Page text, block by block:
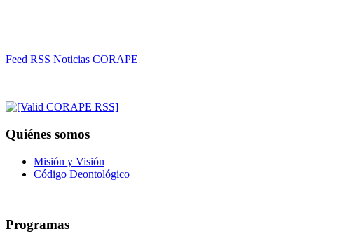
Feed RSS Noticias CORAPE
Quiénes somos
Misión y Visión
Código Deontológico
Programas